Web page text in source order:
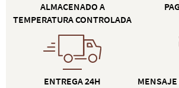
ALMACENADO A
TEMPERATURA CONTROLADA
ENTREGA 24H